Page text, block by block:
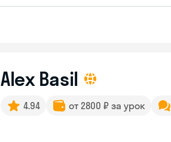
Alex Basil
4.94 от 2800 ₽ за урок